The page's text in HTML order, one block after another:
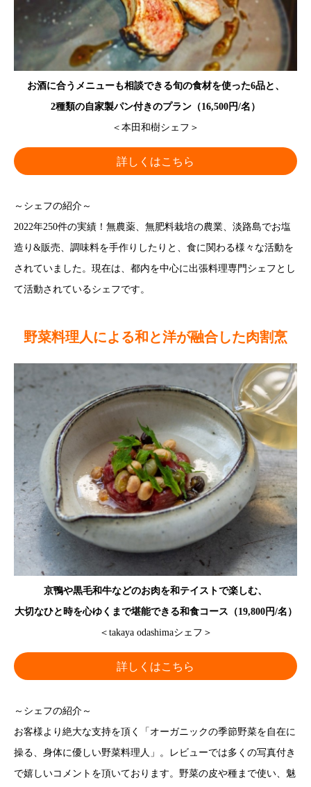
お酒に合うメニューも相談できる旬の食材を使った6品と、
2種類の自家製パン付きのプラン（16,500円/名）
＜本田和樹シェフ＞
詳しくはこちら
～シェフの紹介～
2022年250件の実績！無農薬、無肥料栽培の農業、淡路島でお塩
造り&販売、調味料を手作りしたりと、食に関わる様々な活動を
されていました。現在は、都内を中心に出張料理専門シェフとし
て活動されているシェフです。
野菜料理人による和と洋が融合した肉割烹
京鴨や黒毛和牛などのお肉を和テイストで楽しむ、
大切なひと時を心ゆくまで堪能できる和食コース（19,800円/名）
＜takaya odashimaシェフ＞
詳しくはこちら
～シェフの紹介～
お客様より絶大な支持を頂く「オーガニックの季節野菜を自在に
操る、身体に優しい野菜料理人」。レビューでは多くの写真付き
で嬉しいコメントを頂いております。野菜の皮や種まで使い、魅